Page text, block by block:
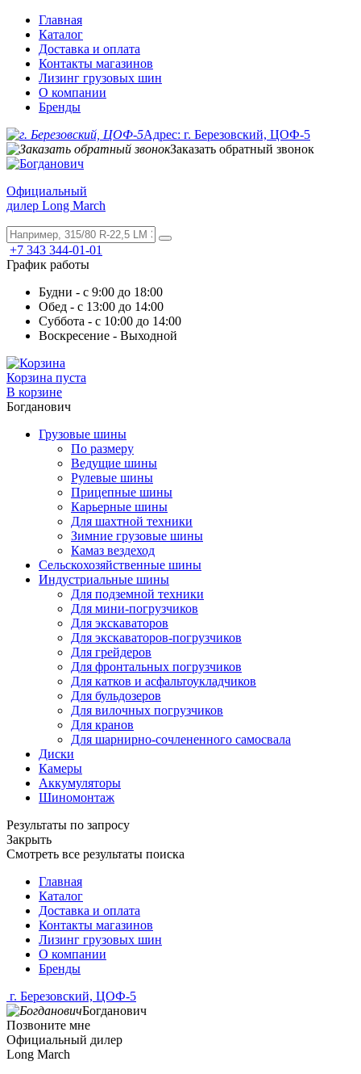
Главная
Каталог
Доставка и оплата
Контакты магазинов
Лизинг грузовых шин
О компании
Бренды
Адрес: г. Березовский, ЦОФ-5
Заказать обратный звонок
Официальный
дилер Long March
+7 343 344-01-01
График работы
Будни - с 9:00 до 18:00
Обед - с 13:00 до 14:00
Суббота - с 10:00 до 14:00
Воскресение - Выходной
Корзина пуста
В корзине
Богданович
Грузовые шины
По размеру
Ведущие шины
Рулевые шины
Прицепные шины
Карьерные шины
Для шахтной техники
Зимние грузовые шины
Камаз вездеход
Сельскохозяйственные шины
Индустриальные шины
Для подземной техники
Для мини-погрузчиков
Для экскаваторов
Для экскаваторов-погрузчиков
Для грейдеров
Для фронтальных погрузчиков
Для катков и асфальтоукладчиков
Для бульдозеров
Для вилочных погрузчиков
Для кранов
Для шарнирно-сочлененного самосвала
Диски
Камеры
Аккумуляторы
Шиномонтаж
Результаты по запросу
Закрыть
Смотреть все результаты поиска
Главная
Каталог
Доставка и оплата
Контакты магазинов
Лизинг грузовых шин
О компании
Бренды
г. Березовский, ЦОФ-5
Богданович
Позвоните мне
Официальный дилер
Long March